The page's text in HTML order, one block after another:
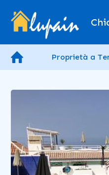
Proprietà a